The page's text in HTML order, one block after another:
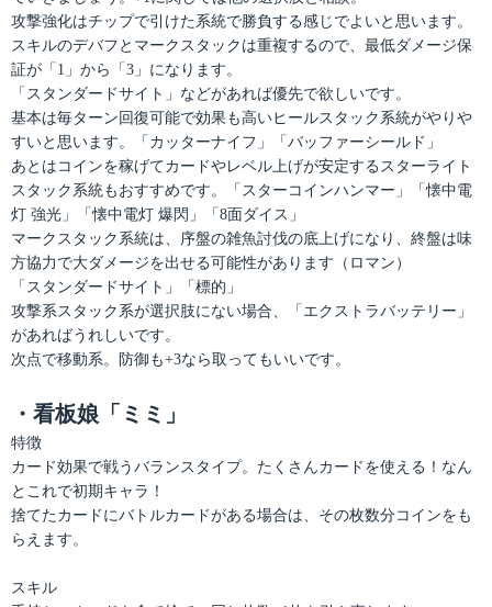
攻撃強化はチップで引けた系統で勝負する感じでよいと思います。
スキルのデバフとマークスタックは重複するので、最低ダメージ保
証が「1」から「3」になります。
「スタンダードサイト」などがあれば優先で欲しいです。
基本は毎ターン回復可能で効果も高いヒールスタック系統がやりや
すいと思います。「カッターナイフ」「バッファーシールド」
あとはコインを稼げてカードやレベル上げが安定するスターライト
スタック系統もおすすめです。「スターコインハンマー」「懐中電
灯 強光」「懐中電灯 爆閃」「8面ダイス」
マークスタック系統は、序盤の雑魚討伐の底上げになり、終盤は味
方協力で大ダメージを出せる可能性があります（ロマン）
「スタンダードサイト」「標的」
攻撃系スタック系が選択肢にない場合、「エクストラバッテリー」
があればうれしいです。
次点で移動系。防御も+3なら取ってもいいです。
・看板娘「ミミ」
特徴
カード効果で戦うバランスタイプ。たくさんカードを使える！なん
とこれで初期キャラ！
捨てたカードにバトルカードがある場合は、その枚数分コインをも
らえます。
スキル